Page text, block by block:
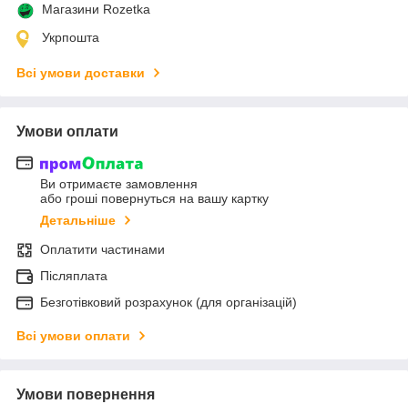
Магазини Rozetka
Укрпошта
Всі умови доставки
Умови оплати
Ви отримаєте замовлення
або гроші повернуться на вашу картку
Детальніше
Оплатити частинами
Післяплата
Безготівковий розрахунок (для організацій)
Всі умови оплати
Умови повернення